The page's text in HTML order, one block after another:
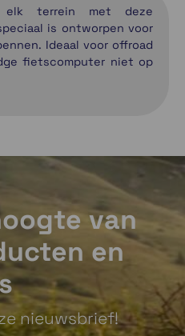
elk terrein met deze
is ontworpen voor
Ideaal voor offroad
fietscomputer niet op
van
en
nieuwsbrief!